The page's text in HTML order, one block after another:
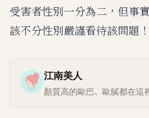
受害者性別一分為二，但事
該不分性別嚴謹看待該問題！
江南美人
顏質高的歐巴、歐膩都在這